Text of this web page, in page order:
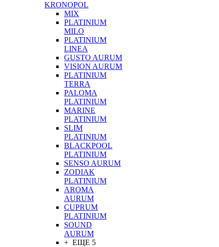
KRONOPOL
MIX
PLATINIUM
MILO
PLATINIUM
LINEA
GUSTO AURUM
VISION AURUM
PLATINIUM
TERRA
PALOMA
PLATINIUM
MARINE
PLATINIUM
SLIM
PLATINIUM
BLACKPOOL
PLATINIUM
SENSO AURUM
ZODIAK
PLATINIUM
AROMA
AURUM
CUPRUM
PLATINIUM
SOUND
AURUM
+ ЕЩЕ 5